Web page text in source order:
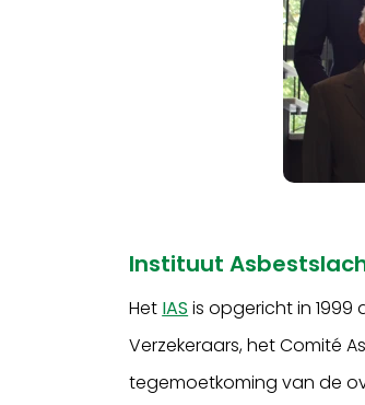
Instituut
Het IAS is opgericht in 1999
Verzekeraars, het Comité
tegemoetkoming van de